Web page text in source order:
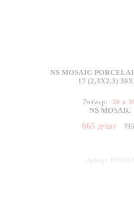
NS MOSAIC
17 (2,3X2,3)
Размер:
30 x
NS MOSAIC
665д/шт 715
Артикул: PP2323-